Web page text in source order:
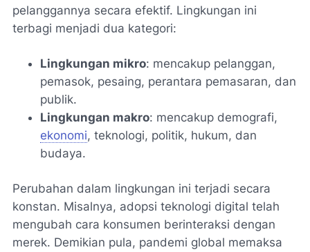
pelanggannya secara efektif. Lingkungan ini
terbagi menjadi dua kategori:
Lingkungan mikro: mencakup pelanggan,
pemasok, pesaing, perantara pemasaran, dan
publik.
Lingkungan makro: mencakup demografi,
ekonomi, teknologi, politik, hukum, dan
budaya.
Perubahan dalam lingkungan ini terjadi secara
konstan. Misalnya, adopsi teknologi digital telah
mengubah cara konsumen berinteraksi dengan
merek. Demikian pula, pandemi global memaksa